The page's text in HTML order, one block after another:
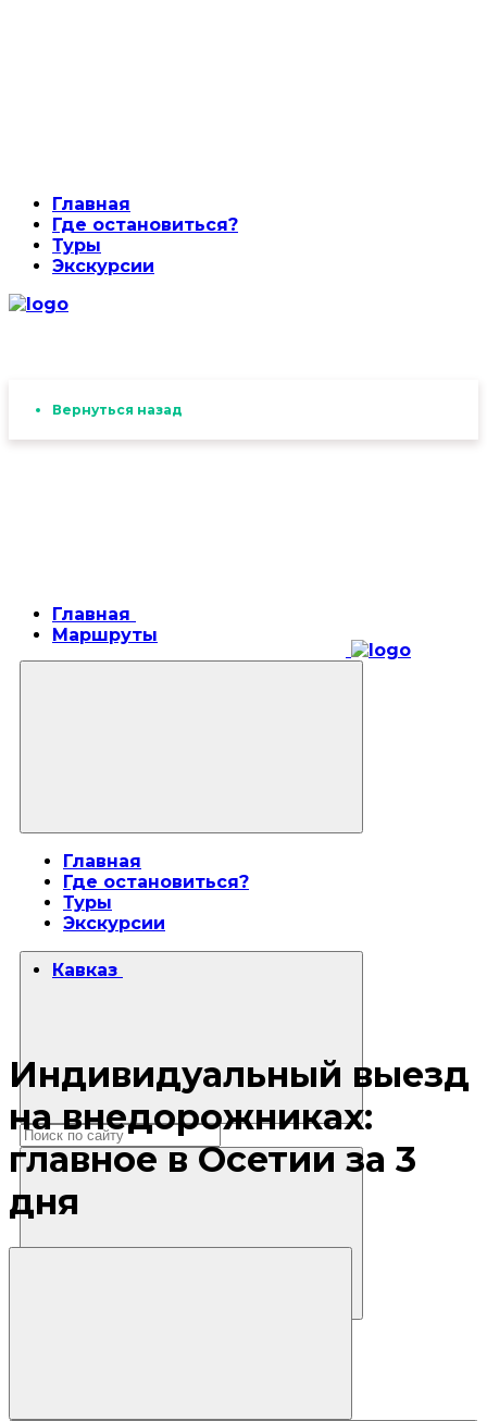
Главная
Где остановиться?
Туры
Экскурсии
Главная
Где остановиться?
Туры
Экскурсии
Вернуться назад
Главная
Маршруты
Кавказ
Индивидуальный выезд
на внедорожниках:
главное в Осетии за 3
дня